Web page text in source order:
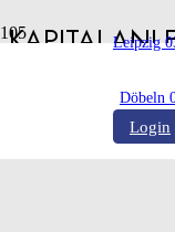
Leipzig
Döbeln
Login